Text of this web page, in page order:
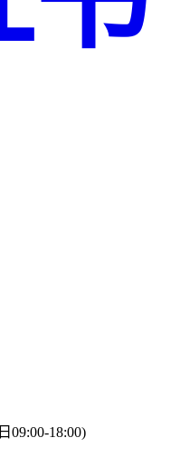
09:00-18:00)